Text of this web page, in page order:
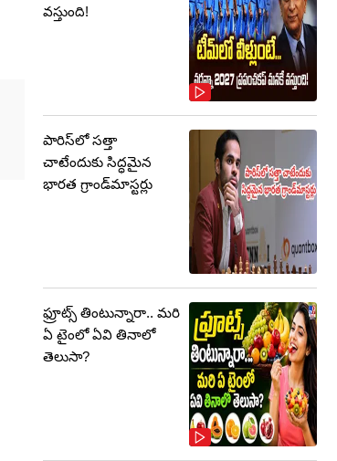
వస్తుంది!
పారిస్‌లో సత్తా
చాటేందుకు సిద్ధమైన
భారత గ్రాండ్‌మాస్టర్లు
ఫ్రూట్స్‌ తింటున్నారా.. మరి
ఏ టైంలో ఏవి తినాలో
తెలుసా?